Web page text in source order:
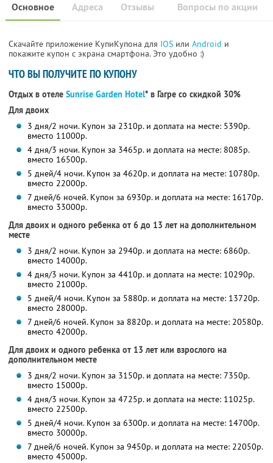
Основное Отзывы Вопросы по акции
Адреса
Скачайте приложение КупиКупона для IOS или Android и
покажите купон с экрана смартфона. Это удобно :)
ЧТО ВЫ ПОЛУЧИТЕ ПО КУПОНУ
Отдых в отеле Sunrise Garden Hotel* в Гагре со скидкой 30%
Для двоих
3 дня/2 ночи. Купон за 2310р. и доплата на месте: 5390р.
вместо 11000р.
4 дня/3 ночи. Купон за 3465р. и доплата на месте: 8085р.
вместо 16500р.
5 дней/4 ночи. Купон за 4620р. и доплата на месте: 10780р.
вместо 22000р.
7 дней/6 ночей. Купон за 6930р. и доплата на месте: 16170р.
вместо 33000р.
Для двоих и одного ребенка от 6 до 13 лет на дополнительном
месте
3 дня/2 ночи. Купон за 2940р. и доплата на месте: 6860р.
вместо 14000р.
4 дня/3 ночи. Купон за 4410р. и доплата на месте: 10290р.
вместо 21000р.
5 дней/4 ночи. Купон за 5880р. и доплата на месте: 13720р.
вместо 28000р.
7 дней/6 ночей. Купон за 8820р. и доплата на месте: 20580р.
вместо 42000р.
Для двоих и одного ребенка от 13 лет или взрослого на
дополнительном месте
3 дня/2 ночи. Купон за 3150р. и доплата на месте: 7350р.
вместо 15000р.
4 дня/3 ночи. Купон за 4725р. и доплата на месте: 11025р.
вместо 22500р.
5 дней/4 ночи. Купон за 6300р. и доплата на месте: 14700р.
вместо 30000р.
7 дней/6 ночей. Купон за 9450р. и доплата на месте: 22050р.
вместо 45000р.